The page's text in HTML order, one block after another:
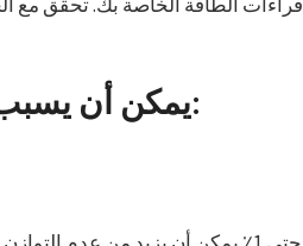
يمكن أن يسبب عدم التوازن في الجهد المشاكل التالية: